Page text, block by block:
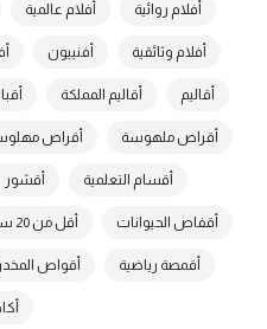
أفلام روائية أفلام عالمية
أفلام وثائقية أفنييون
أقاليم أقاليم المملكة
أقراص ملهوسة أقراص
أقسام التعلمية أقشور
أقفاص الحيوانات أقل من 20 سنة
أقمصة رياضية أقواص